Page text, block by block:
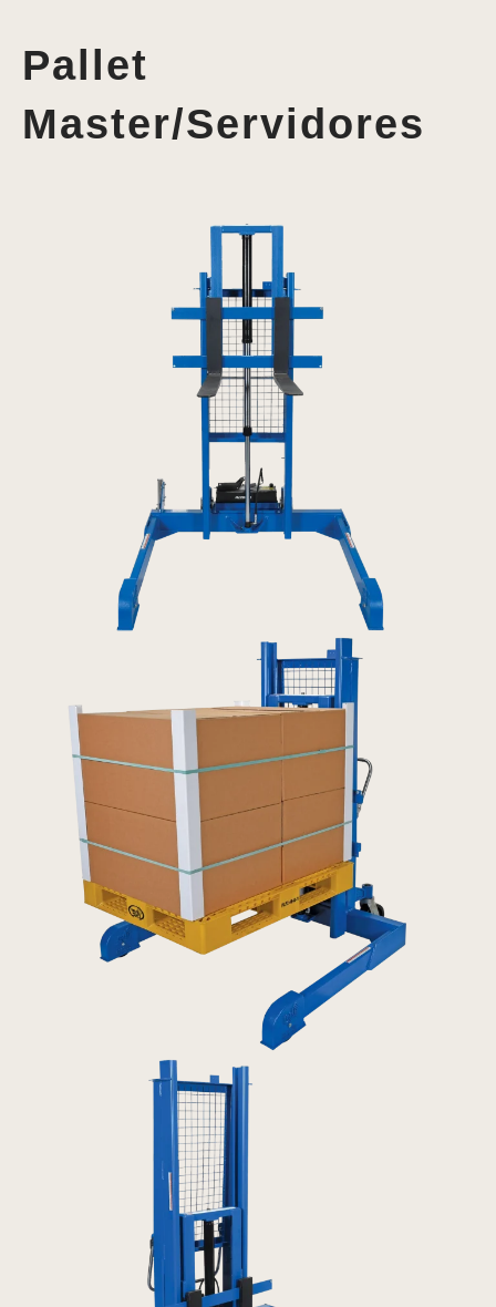
Pallet
Master/Servidores